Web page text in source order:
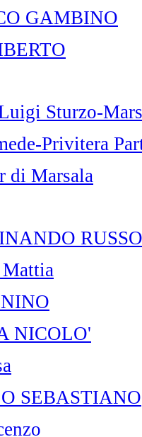
GAMBINO
Sturzo-
Privitera
di Marsala
RUSSO
Mattia
NICOLO'
SEBASTIANO